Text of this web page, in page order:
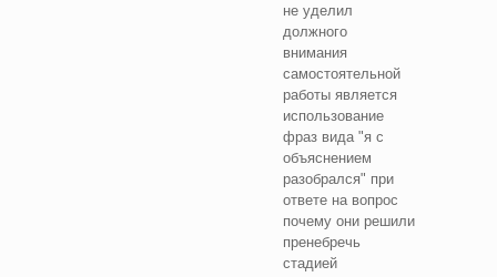
не уделил
должного
внимания
самостоятельной
работы является
использование
фраз вида "я с
объяснением
разобрался" при
ответе на вопрос
почему они решили
пренебречь
стадией